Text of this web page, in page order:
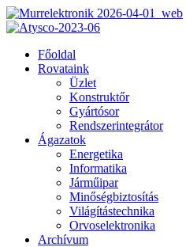
Főoldal
Rovataink
Üzlet
Konstruktőr
Gyártósor
Rendszerintegrátor
Ágazatok
Energetika
Informatika
Járműipar
Minőségbiztosítás
Világítástechnika
Orvoselektronika
Archívum